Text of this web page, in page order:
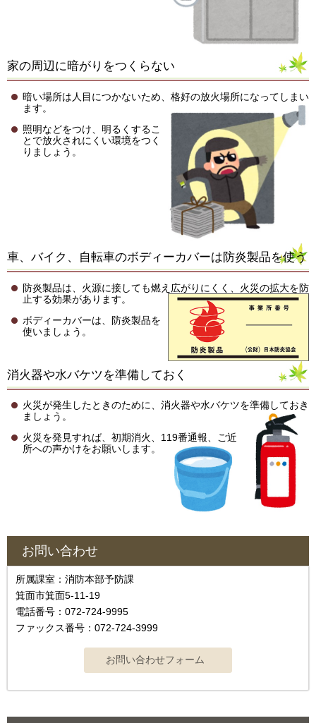
家の周辺に暗がりをつくらない
暗い場所は人目につかないため、格好の放火場所になってしまい
ます。
照明などをつけ、明るくするこ
とで放火されにくい環境をつく
りましょう。
車、バイク、自転車のボディーカバーは防炎製品を使う
防炎製品は、火源に接しても燃え広がりにくく、火災の拡大を防
止する効果があります。
ボディーカバーは、防炎製品を
使いましょう。
消火器や水バケツを準備しておく
火災が発生したときのために、消火器や水バケツを準備しておき
ましょう。
火災を発見すれば、初期消火、119番通報、ご近
所への声かけをお願いします。
お問い合わせ
所属課室：消防本部予防課
箕面市箕面5-11-19
電話番号：072-724-9995
ファックス番号：072-724-3999